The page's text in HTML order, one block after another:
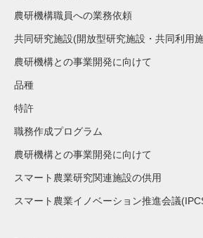
農研機構職員への業務依頼
共同研究施設(開放型研究施設・共同利用
農研機構との事業開発に向けて
品種
特許
職務作成プログラム
農研機構との事業開発に向けて
スマート農業研究関連施設の供用
スマート農業イノベーション推進会議